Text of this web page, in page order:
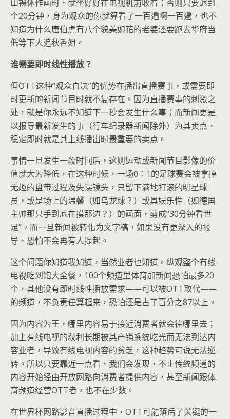
山裸体作画时，就坐好好在电视机前收看；否则只要迟到
个20分钟，身为观众的你就算看了一百遍啊一百遍，也不
知道为什么唐伯虎有八个貌美如花的老婆还要跑去华府当
低等下人追秋香姐。
谁需要即时线性播放？
但OTT这种“观众自决”的优势在播出直播赛事，或需要即
时更新的新闻节目时就不复存在。因为直播赛事的刺激之
处，就是你永远不知道下一秒会发生什么事；而新闻更是
以报导最新发生的事（行车纪录器新闻除外）为其卖点，
稳定即时就是其上线播出时最重要的卖点。
事情一旦发生一段时间后，这则运动或新闻节目影像的价
值就大为降低，在这种时候，一场0：1的足球赛会被拿掉
无趣的盘带过程及失误镜头，只留下满地打滚的明星球
员，或是场上的温馨（如乌龙球？）或具娱乐性（如德国
主帅那只手到底在摸那边？）的画面，剪成“30分钟看世
足”。而一旦新闻被转化为文字稿，如果没有更深入的报
导，恐怕不会再有人提起。
这个问题你知道我知道，当然业者也知道。纵观整个有线
电视吃到饱大全餐，100个频道里体育加新闻恐怕最多20
个，其他没有即时线性播放需求——可以被OTT取代——
的频道，不负责任算起来，恐怕还是占了百分之87以上。
因为内容为王，哪里内容易于接近消费者就会往哪里去；
加上有线电视的获利长期被其产销系统吃光而无法到达内
容业者，导致有线电视内容的贫乏，这种趋势可说无法逆
转。所以只要靠近一点看，我们会发现，不止传统频道的
内容开始经由开放网路向消费者提供内容，甚至新闻跟体
育频道经营OTT者，也不在少数。
在世界杯网路影音直播过程中，OTT可能落后了关键的一